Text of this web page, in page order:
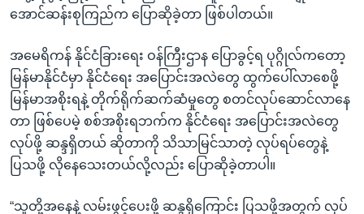
အောင်ဆန်းစုကြည်က ပြောဆိုခဲ့တာ ဖြစ်ပါတယ်။
အမေရိကန် နိုင်ငံခြားရေး ဝန်ကြီးဌာန ပြောခွင့်ရ ပုဂ္ဂိုလ်ကတော့
မြန်မာနိုင်ငံမှာ နိုင်ငံရေး အပြောင်းအလဲတွေ ထွက်ပေါ်လာစေဖို့
မြန်မာအစိုးရနဲ့ တိုက်ရိုက်ဆက်ဆံမှုတွေ စတင်လုပ်ဆောင်လာနေ
တာ ဖြစ်ပေမဲ့ စစ်အစိုးရဘက်က နိုင်ငံရေး အပြောင်းအလဲတွေ
လုပ်ဖို့ ဆန္ဒရှိတယ် ဆိုတာကို သိသာမြင်သာတဲ့ လုပ်ရပ်တွေနဲ့
ပြသဖို့ လိုနေသေးတယ်လို့လည်း ပြောဆိုခဲ့တာပါ။
“သူတို့အနေနဲ့ လမ်းဖွင့်ပေးဖို့ ဆန္ဒရှိကြောင်း ပြသဖို့အတွက် လုပ်